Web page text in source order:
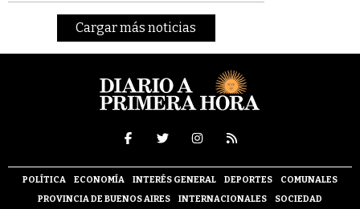
Cargar más noticias
POLÍTICA ECONOMÍA INTERÉS GENERAL DEPORTES
COMUNALES
PROVINCIA DE BUENOS AIRES
INTERNACIONALES SOCIEDAD